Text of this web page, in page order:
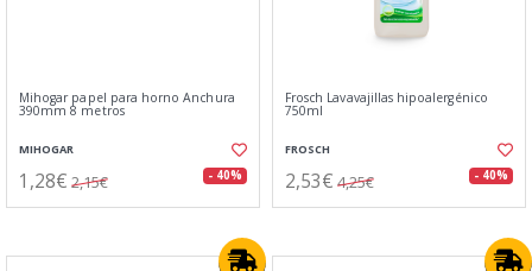
Mihogar papel para horno Anchura
390mm 8 metros
MIHOGAR
1,28€ 2,15€ - 40%
Frosch Lavavajillas hipoalergénico
750ml
FROSCH
2,53€ 4,25€ - 40%